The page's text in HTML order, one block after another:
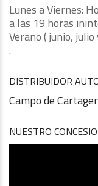
Lunes a Viernes:
a las 19 horas
Verano ( junio,
.
DISTRIBUIDOR
Campo de
NUESTRO